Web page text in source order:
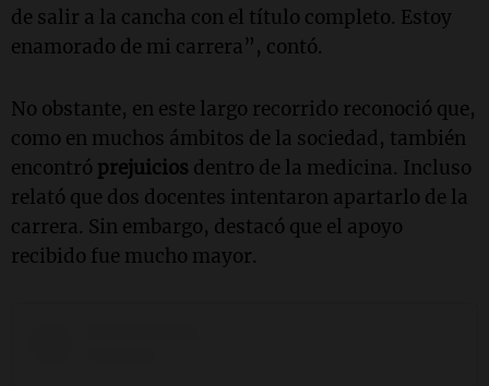
de salir a la cancha con el título completo. Estoy
enamorado de mi carrera”, contó.
No obstante, en este largo recorrido reconoció que,
como en muchos ámbitos de la sociedad, también
encontró prejuicios dentro de la medicina. Incluso
relató que dos docentes intentaron apartarlo de la
carrera. Sin embargo, destacó que el apoyo
recibido fue mucho mayor.